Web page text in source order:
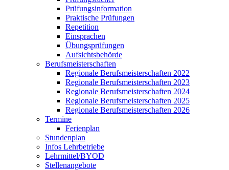
Prüfungsinformation
Praktische Prüfungen
Repetition
Einsprachen
Übungsprüfungen
Aufsichtsbehörde
Berufsmeisterschaften
Regionale Berufsmeisterschaften 2022
Regionale Berufsmeisterschaften 2023
Regionale Berufsmeisterschaften 2024
Regionale Berufsmeisterschaften 2025
Regionale Berufsmeisterschaften 2026
Termine
Ferienplan
Stundenplan
Infos Lehrbetriebe
Lehrmittel/BYOD
Stellenangebote